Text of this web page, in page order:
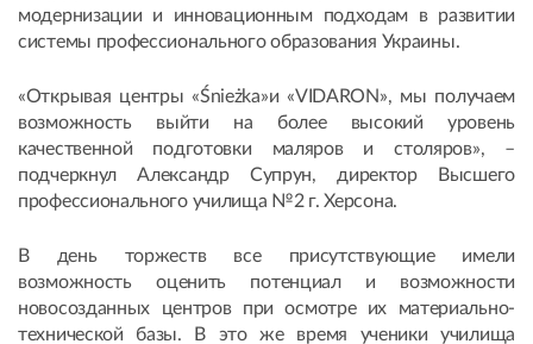
модернизации и инновационным подходам в развитии
системы профессионального образования Украины.
«Открывая центры «Śnieżka»и «VIDARON», мы получаем
возможность выйти на более высокий уровень
качественной подготовки маляров и столяров», –
подчеркнул Александр Супрун, директор Высшего
профессионального училища №2 г. Херсона.
В день торжеств все присутствующие имели
возможность оценить потенциал и возможности
новосозданных центров при осмотре их материально-
технической базы. В это же время ученики училища